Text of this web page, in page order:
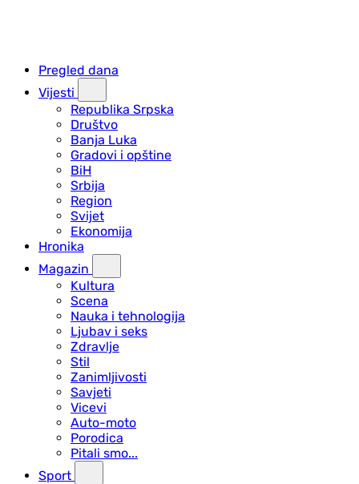
Pregled dana
Vijesti
Republika Srpska
Društvo
Banja Luka
Gradovi i opštine
BiH
Srbija
Region
Svijet
Ekonomija
Hronika
Magazin
Kultura
Scena
Nauka i tehnologija
Ljubav i seks
Zdravlje
Stil
Zanimljivosti
Savjeti
Vicevi
Auto-moto
Porodica
Pitali smo...
Sport